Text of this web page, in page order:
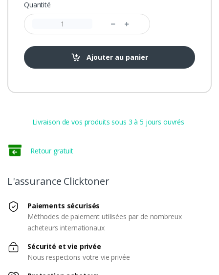
Quantité
Ajouter au panier
Livraison de vos produits sous 3 à 5 jours ouvrés
Retour gratuit
L'assurance Clicktoner
Paiements sécurisés
Méthodes de paiement utilisées par de nombreux
acheteurs internationaux
Sécurité et vie privée
Nous respectons votre vie privée